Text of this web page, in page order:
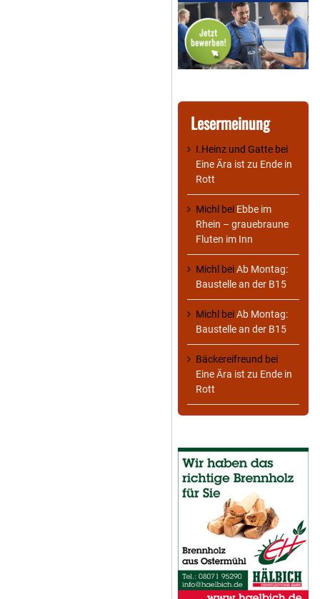
Lesermeinung
I.Heinz und Gatte bei
Eine Ära ist zu Ende in
Rott
Michl bei Ebbe im
Rhein – grauebraune
Fluten im Inn
Michl beiAb Montag:
Baustelle an der B15
Michl beiAb Montag:
Baustelle an der B15
Bäckereifreund bei
Eine Ära ist zu Ende in
Rott